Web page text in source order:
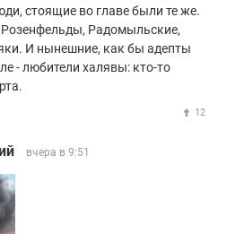
стоящие во главе были те же.
Розенфельды, Радомыльские,
И нынешние, как бы адепты
- любители халявы: кто-то
12
вчера в 9:51